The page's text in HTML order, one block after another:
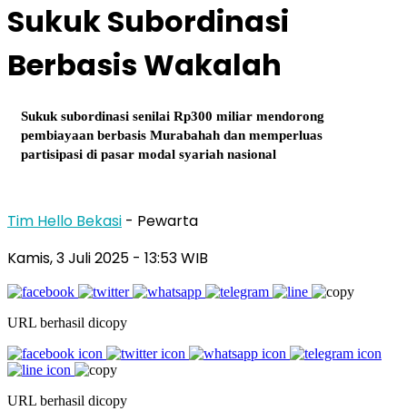
Sukuk Subordinasi
Berbasis Wakalah
Sukuk subordinasi senilai Rp300 miliar mendorong
pembiayaan berbasis Murabahah dan memperluas
partisipasi di pasar modal syariah nasional
Tim Hello Bekasi - Pewarta
Kamis, 3 Juli 2025 - 13:53 WIB
URL berhasil dicopy
URL berhasil dicopy